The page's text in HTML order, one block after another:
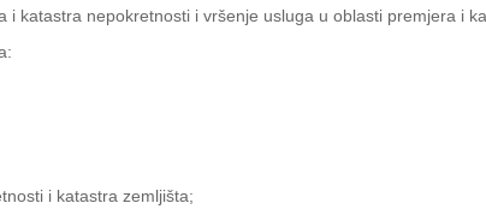
katastra nepokretnosti i vršenje usluga u oblasti premjera i
i katastra zemljišta;